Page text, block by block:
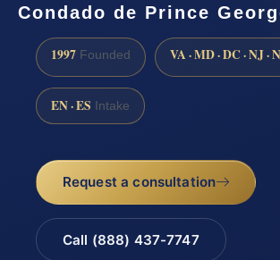
Condado de Prince
1997 Founded VA · MD · DC · NJ ·
EN · ES Intake
Request a consultation
Call (888) 437-7747